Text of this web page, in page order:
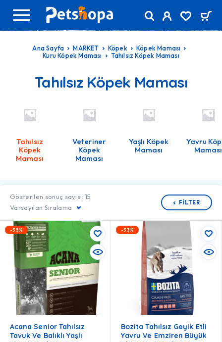
Ana Sayfa MARKET Köpek
Köpek Maması
Kuru Köpek Maması
Tahılsız Köpek Maması
Tahılsız Köpek Maması
Tahılsız
Köpek
Maması
Veteriner
Köpek
Maması
Yaşlı Köpek
Maması
Yavru
Maması
Gösterilen sonuç sayısı: 15
Varsayılan Sıralama
FILTER
-35%
Acana Senior Tahılsız
Tavuk Ve Balıklı Yaşlı
-33%
Bozita Tahılsız Geyik Etli
Yavru Ve Emziren Büyük